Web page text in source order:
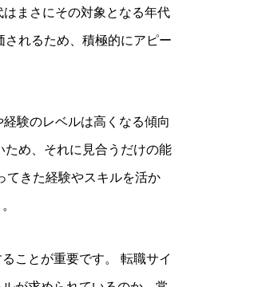
まさにその対象となる年代
れるため、積極的にアピー
験のレベルは高くなる傾向
め、それに見合うだけの能
てきた経験やスキルを活か
ことが重要です。 転職サイ